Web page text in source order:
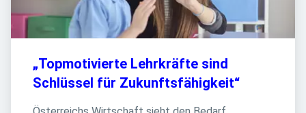
„Topmotivierte Lehrkräfte sind
Schlüssel für Zukunftsfähigkeit“